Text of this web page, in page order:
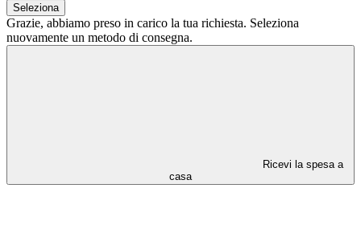
Seleziona
Grazie, abbiamo preso in carico la tua richiesta. Seleziona
nuovamente un metodo di consegna.
Ricevi la spesa a
casa